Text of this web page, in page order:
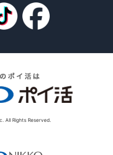
All Rights Reserved.